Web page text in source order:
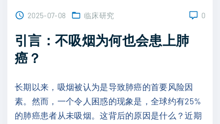
2025-07-08 临床研究 0
引言：不吸烟为何也会患上肺
癌？
长期以来，吸烟被认为是导致肺癌的首要风险因
素。然而，一个令人困惑的现象是，全球约有25%
的肺癌患者从未吸烟。这背后的原因是什么？近期